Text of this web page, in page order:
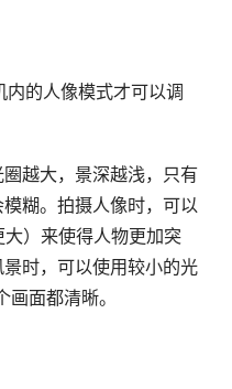
的人像模式才可以调
越大，景深越浅，只有
糊。拍摄人像时，可以
）来使得人物更加突
时，可以使用较小的光
面都清晰。